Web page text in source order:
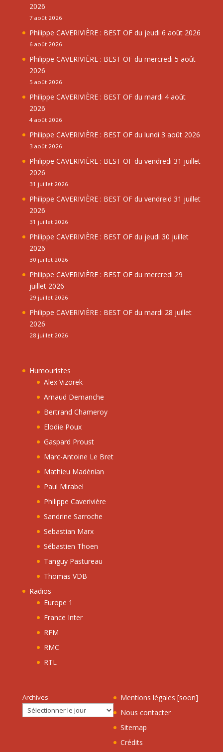
2026
7 août 2026
Philippe CAVERIVIÈRE : BEST OF du jeudi 6 août 2026
6 août 2026
Philippe CAVERIVIÈRE : BEST OF du mercredi 5 août
2026
5 août 2026
Philippe CAVERIVIÈRE : BEST OF du mardi 4 août
2026
4 août 2026
Philippe CAVERIVIÈRE : BEST OF du lundi 3 août 2026
3 août 2026
Philippe CAVERIVIÈRE : BEST OF du vendredi 31 juillet
2026
31 juillet 2026
Philippe CAVERIVIÈRE : BEST OF du vendreid 31 juillet
2026
31 juillet 2026
Philippe CAVERIVIÈRE : BEST OF du jeudi 30 juillet
2026
30 juillet 2026
Philippe CAVERIVIÈRE : BEST OF du mercredi 29
juillet 2026
29 juillet 2026
Philippe CAVERIVIÈRE : BEST OF du mardi 28 juillet
2026
28 juillet 2026
Humouristes
Alex Vizorek
Arnaud Demanche
Bertrand Chameroy
Elodie Poux
Gaspard Proust
Marc-Antoine Le Bret
Mathieu Madénian
Paul Mirabel
Philippe Caverivière
Sandrine Sarroche
Sebastian Marx
Sébastien Thoen
Tanguy Pastureau
Thomas VDB
Radios
Europe 1
France Inter
RFM
RMC
RTL
Archives
Mentions légales [soon]
Nous contacter
Sitemap
Crédits